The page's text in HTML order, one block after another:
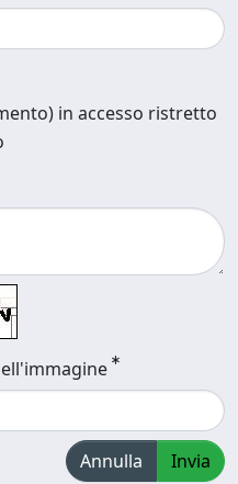
in accesso ristretto
Annulla Invia